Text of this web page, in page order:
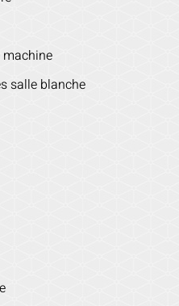
machine
salle blanche